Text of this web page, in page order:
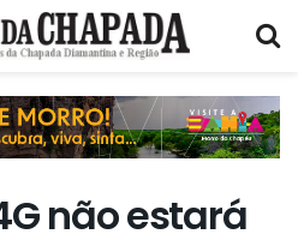
não estará